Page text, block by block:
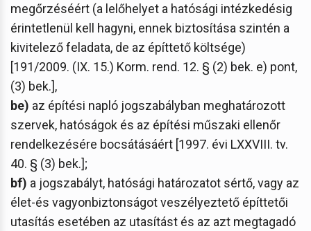
megőrzéséért (a lelőhelyet a hatósági intézkedésig
érintetlenül kell hagyni, ennek biztosítása szintén a
kivitelező feladata, de az építtető költsége)
[191/2009. (IX. 15.) Korm. rend. 12. § (2) bek. e) pont,
(3) bek.],
be) az építési napló jogszabályban meghatározott
szervek, hatóságok és az építési műszaki ellenőr
rendelkezésére bocsátásáért [1997. évi LXXVIII. tv.
40. § (3) bek.];
bf) a jogszabályt, hatósági határozatot sértő, vagy az
élet-és vagyonbiztonságot veszélyeztető építtetői
utasítás esetében az utasítást és az azt megtagadó